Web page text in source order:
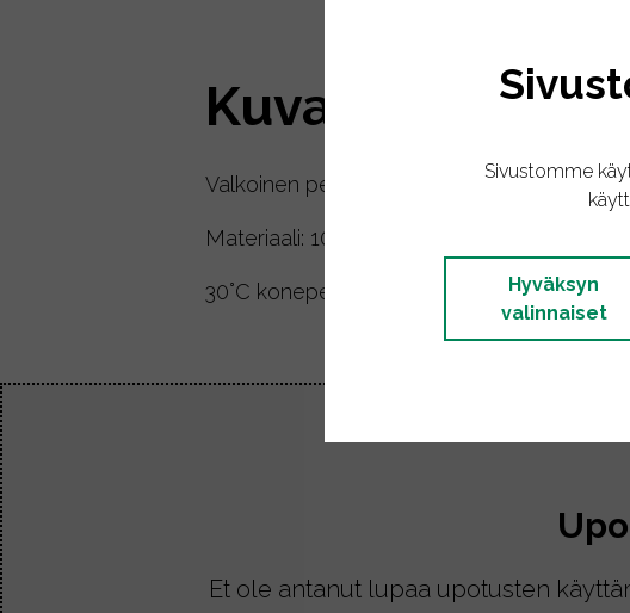
Kuvaus
Valkoinen pehmeä luomuvillapipo
Materiaali: 100% villa.
30°C konepesu.
Et ole antanut lupaa upotusten
Sivustomme
Hyväksyn
valinnaiset